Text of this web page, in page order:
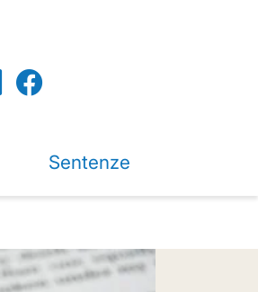
Sentenze